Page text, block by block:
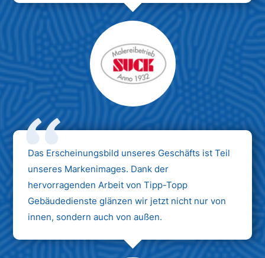
Das Erscheinungsbild unseres Geschäfts ist Teil
unseres Markenimages. Dank der
hervorragenden Arbeit von Tipp-Topp
Gebäudedienste glänzen wir jetzt nicht nur von
innen, sondern auch von außen.